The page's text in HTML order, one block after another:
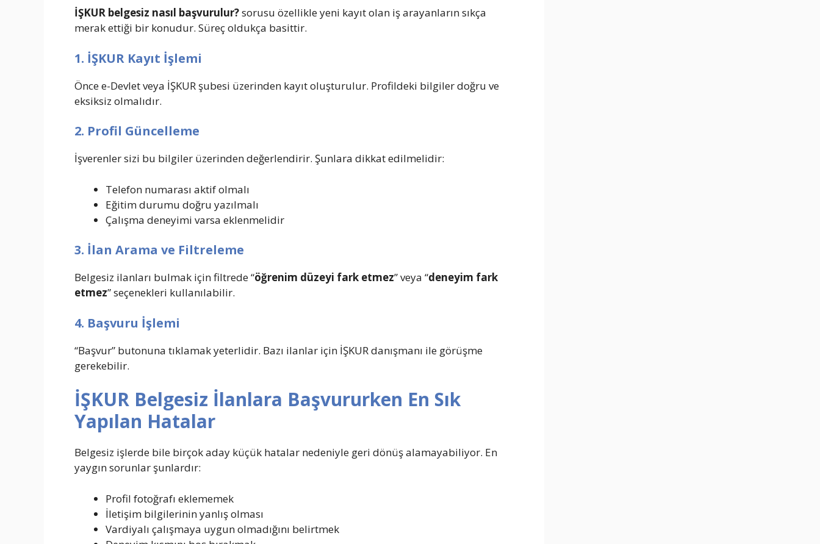
İŞKUR belgesiz nasıl başvurulur?sorusu özellikle yeni kayıt olan iş arayanların sıkça
merak ettiği bir konudur. Süreç oldukça basittir.
1. İŞKUR Kayıt İşlemi
Önce e-Devlet veya İŞKUR şubesi üzerinden kayıt oluşturulur. Profildeki bilgiler doğru ve
eksiksiz olmalıdır.
2. Profil Güncelleme
İşverenler sizi bu bilgiler üzerinden değerlendirir. Şunlara dikkat edilmelidir:
Telefon numarası aktif olmalı
Eğitim durumu doğru yazılmalı
Çalışma deneyimi varsa eklenmelidir
3. İlan Arama ve Filtreleme
Belgesiz ilanları bulmak için filtrede “öğrenim düzeyi fark etmez” veya “deneyim fark
etmez” seçenekleri kullanılabilir.
4. Başvuru İşlemi
“Başvur” butonuna tıklamak yeterlidir. Bazı ilanlar için İŞKUR danışmanı ile görüşme
gerekebilir.
İŞKUR Belgesiz İlanlara Başvururken En Sık
Yapılan Hatalar
Belgesiz işlerde bile birçok aday küçük hatalar nedeniyle geri dönüş alamayabiliyor. En
yaygın sorunlar şunlardır:
Profil fotoğrafı eklememek
İletişim bilgilerinin yanlış olması
Vardiyalı çalışmaya uygun olmadığını belirtmek